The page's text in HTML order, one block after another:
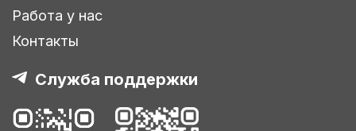
Работа у нас
Контакты
Служба поддержки